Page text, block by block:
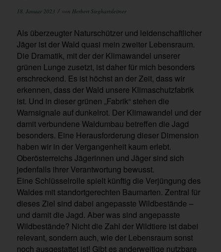
18. Januar 2023 / von Herbert Sieghartsleitner
Als überzeugter Naturschützer und leidenschaftlicher
Jäger ist der Wald quasi mein zweiter Lebensraum.
Die Dramatik, mit der der Klimawandel unserer
grünen Lunge zusetzt, ist daher für mich besonders
erschreckend. Es ist höchst an der Zeit, dass wir
erkennen, dass der Wald unsere Klimaschutzfabrik
ist. Und in dieser grünen „Fabrik“ stehen die
Warnsignale auf dunkelrot. Der Klimawandel und der
damit verbundene Waldumbau betreffen die Jagd
besonders. Eine Herausforderung dieser Dimension
haben wir in der Vergangenheit kaum erlebt.
Oberösterreichs Jägerinnen und Jäger sind sich
jedenfalls ihrer Verantwortung bewusst.
Eine Schlüsselrolle spielt künftig die Verjüngung des
Waldes mit standortgerechten Baumarten. Zentral für
dieses Ziel sind dabei angepasste Wildbestände –
und damit die Jagd. Aber was sind angepasste
Wildbestände? Nicht die Zahl der Wildtiere ist dabei
relevant, sondern auch, wie der Lebensraum sonst
noch ausgestattet ist! Gibt es anderweitige nutzbare